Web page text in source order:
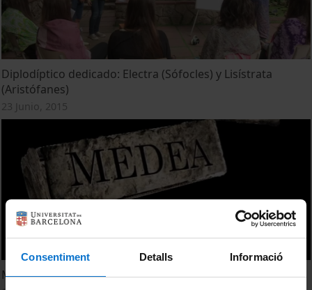
Consentiment Detalls Informació
Diplodíptico dedicado: Electra (Sófocles) y Lisístrata
(Aristófanes)
23 Junio, 2015
Medea, el Mito